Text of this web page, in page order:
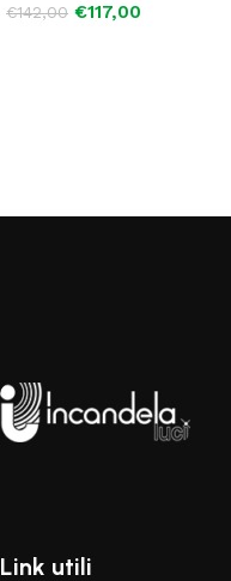
€142,00 €117,00
Link utili